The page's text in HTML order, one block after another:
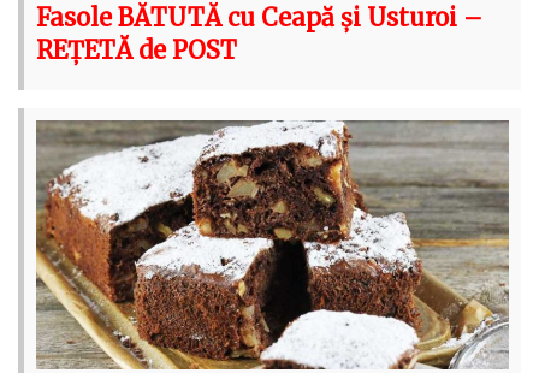
Fasole BĂTUTĂ cu Ceapă și Usturoi –
REȚETĂ de POST